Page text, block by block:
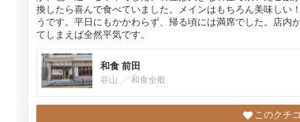
換したら喜んで食べていました。メインはもちろん美味しい
うです。平日にもかかわらず、帰る頃には満席でした。店
てしまえば全然平気です。
和食 前田
谷山 和食全般
このクチ